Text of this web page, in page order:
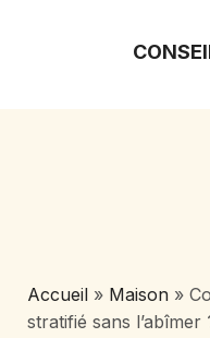
Accueil » Maison »
stratifié sans l’abîmer